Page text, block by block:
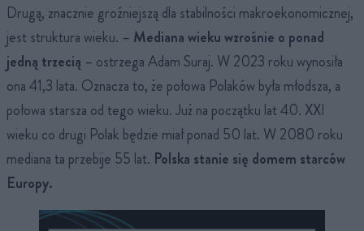
Drugą, znacznie groźniejszą dla stabilności makroekonomicznej,
jest struktura wieku. – Mediana wieku wzrośnie o ponad
jedną trzecią – ostrzega Adam Suraj. W 2023 roku wynosiła
ona 41,3 lata. Oznacza to, że połowa Polaków była młodsza, a
połowa starsza od tego wieku. Już na początku lat 40. XXI
wieku co drugi Polak będzie miał ponad 50 lat. W 2080 roku
mediana ta przebije 55 lat. Polska stanie się domem starców
Europy.